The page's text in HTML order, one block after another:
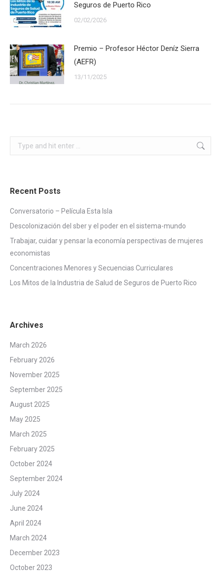
Seguros de Puerto Rico
02/02/2026
Premio – Profesor Héctor Deníz Sierra
(AEFR)
13/11/2025
Search:
Recent Posts
Conversatorio – Película Esta Isla
Descolonización del sber y el poder en el sistema-mundo
Trabajar, cuidar y pensar la economía perspectivas de mujeres
economistas
Concentraciones Menores y Secuencias Curriculares
Los Mitos de la Industria de Salud de Seguros de Puerto Rico
Archives
March 2026
February 2026
November 2025
September 2025
August 2025
May 2025
March 2025
February 2025
October 2024
September 2024
July 2024
June 2024
April 2024
March 2024
December 2023
October 2023